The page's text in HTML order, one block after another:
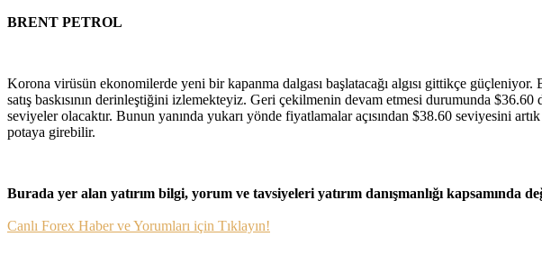
BRENT PETROL
Korona virüsün ekonomilerde yeni bir kapanma dalgası başlatacağı algısı gittikçe
satış baskısının derinleştiğini izlemekteyiz. Geri çekilmenin devam etmesi durumunda
seviyeler olacaktır. Bunun yanında yukarı yönde fiyatlamalar açısından $38.60 seviyesini
potaya girebilir.
Burada yer alan yatırım bilgi, yorum ve tavsiyeleri yatırım danışmanlığı kapsamında
Canlı Forex Haber ve Yorumları için Tıklayın!